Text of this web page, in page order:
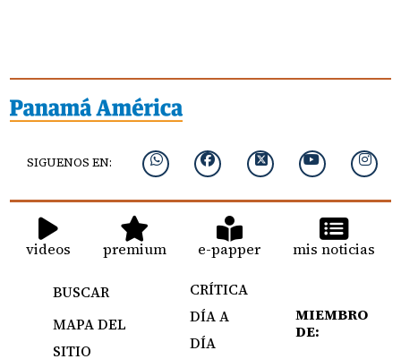
SIGUENOS EN:
videos premium e-papper mis noticias
BUSCAR
MAPA DEL
SITIO
CRÍTICA
DÍA A
DÍA
MIEMBRO
DE: